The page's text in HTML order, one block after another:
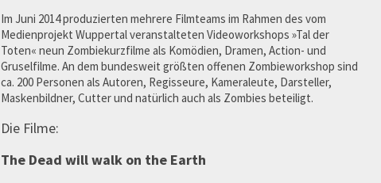
Im Juni 2014 produzierten mehrere Filmteams im Rahmen des vom
Medienprojekt Wuppertal veranstalteten Videoworkshops »Tal der
Toten« neun Zombiekurzfilme als Komödien, Dramen, Action- und
Gruselfilme. An dem bundesweit größten offenen Zombieworkshop sind
ca. 200 Personen als Autoren, Regisseure, Kameraleute, Darsteller,
Maskenbildner, Cutter und natürlich auch als Zombies beteiligt.
Die Filme:
The Dead will walk on the Earth